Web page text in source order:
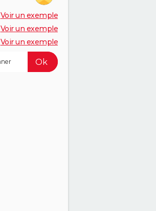
Voir un exemple
Voir un exemple
Voir un exemple